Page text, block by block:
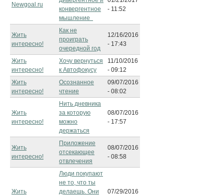
Newgoal.ru
конвергентное
мышление
- 11:52
Жить
интересно!
Как не
проиграть
очередной год
12/16/2016
- 17:43
Жить
интересно!
Хочу вернуться
к Автофокусу
11/10/2016
- 09:12
Жить
интересно!
Осознанное
чтение
09/07/2016
- 08:02
Жить
интересно!
Нить дневника
за которую
можно
держаться
08/07/2016
- 17:57
Жить
интересно!
Приложение
отсекающее
отвлечения
08/07/2016
- 08:58
Жить
Люди покупают
не то, что ты
делаешь. Они
07/29/2016